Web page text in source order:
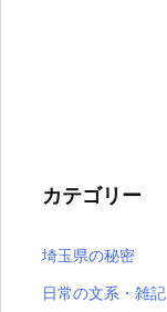
カテゴリー
埼玉県の秘密
日常の文系・雑記